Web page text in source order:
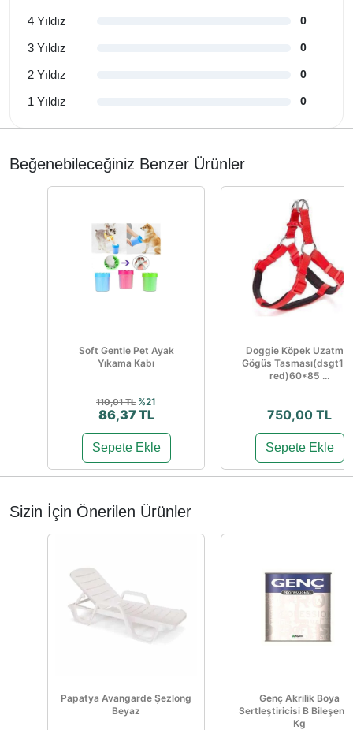
4 Yıldız 0
3 Yıldız 0
2 Yıldız 0
1 Yıldız 0
Beğenebileceğiniz Benzer Ürünler
Soft Gentle Pet Ayak
Yıkama Kabı
110,01 TL %21
86,37 TL
Sepete Ekle
Doggie Köpek Uzatma-
Gögüs
red)60*85 ...
750,00 TL
Sepete Ekle
Sizin İçin Önerilen Ürünler
Papatya Avangarde Şezlong
Beyaz
Genç Akrilik Boya
Sertleştiricisi B Bileşen
Kg